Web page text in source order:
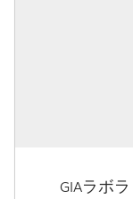
GIAラボ